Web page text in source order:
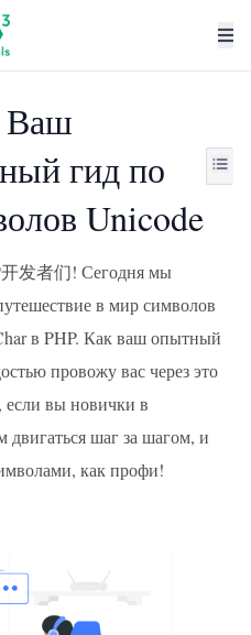
Ваш
гид по
Unicode
开发者们! Сегодня мы
в мир символов
в PHP. Как ваш опытный
провожу вас через это
вы новички в
шаг за шагом, и
как профи!